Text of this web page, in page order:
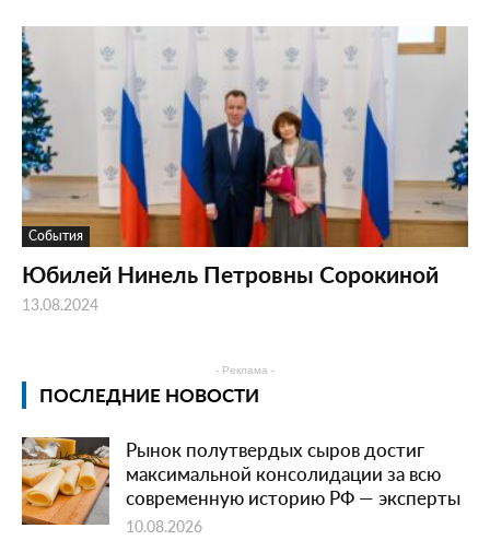
События
Юбилей Нинель Петровны Сорокиной
13.08.2024
- Реклама -
ПОСЛЕДНИЕ НОВОСТИ
Рынок полутвердых сыров достиг
максимальной консолидации за всю
современную историю РФ — эксперты
10.08.2026